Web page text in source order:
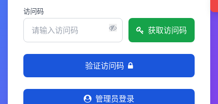
访问码
获取访问码
验证访问码
管理员登录